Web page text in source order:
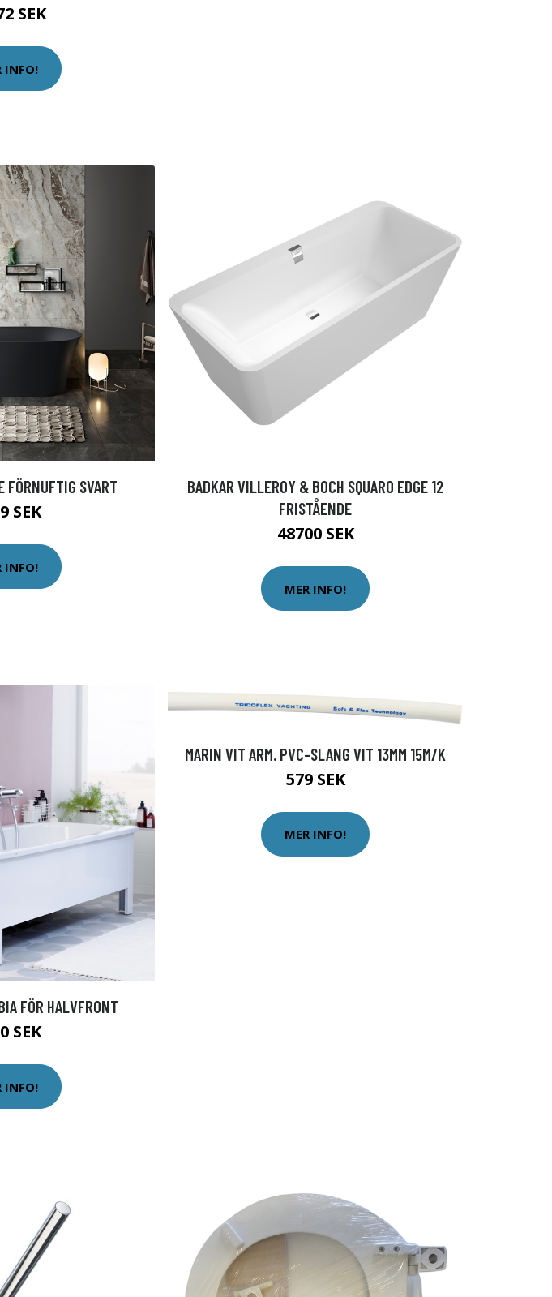
SEK
INFO!
FÖRNUFTIG SVART
SEK
INFO!
BADKAR VILLEROY & BOCH SQUARO EDGE 12
FRISTÅENDE
48700 SEK
MER INFO!
FÖR HALVFRONT
SEK
INFO!
MARIN VIT ARM. PVC-SLANG VIT 13MM 15M/K
579 SEK
MER INFO!